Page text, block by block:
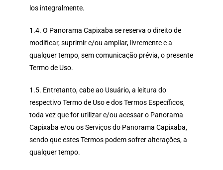
los integralmente.
1.4. O Panorama Capixaba se reserva o direito de
modificar, suprimir e/ou ampliar, livremente e a
qualquer tempo, sem comunicação prévia, o presente
Termo de Uso.
1.5. Entretanto, cabe ao Usuário, a leitura do
respectivo Termo de Uso e dos Termos Específicos,
toda vez que for utilizar e/ou acessar o Panorama
Capixaba e/ou os Serviços do Panorama Capixaba,
sendo que estes Termos podem sofrer alterações, a
qualquer tempo.